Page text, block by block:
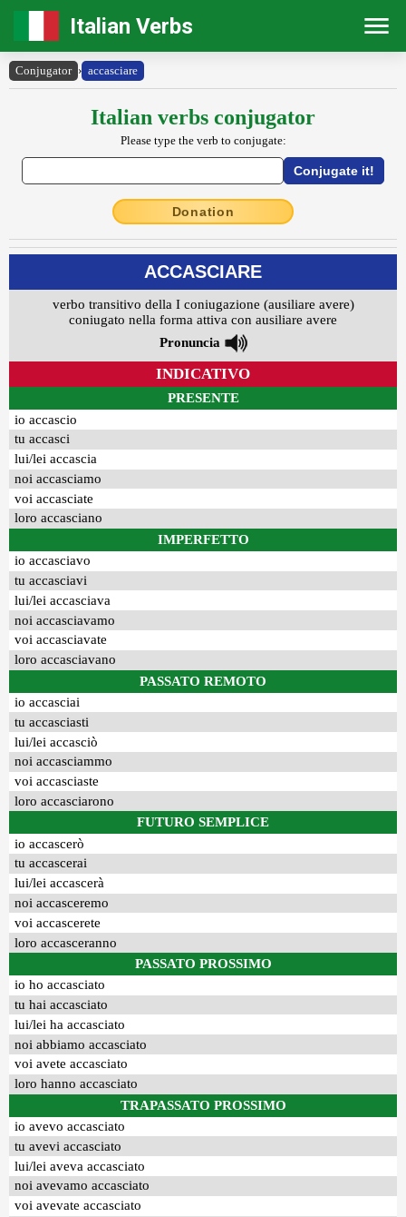
Italian Verbs
Conjugator › accasciare
Italian verbs conjugator
Please type the verb to conjugate:
Donation
ACCASCIARE
verbo transitivo della I coniugazione (ausiliare avere)
coniugato nella forma attiva con ausiliare avere
Pronuncia
INDICATIVO
PRESENTE
io accascio
tu accasci
lui/lei accascia
noi accasciamo
voi accasciate
loro accasciano
IMPERFETTO
io accasciavo
tu accasciavi
lui/lei accasciava
noi accasciavamo
voi accasciavate
loro accasciavano
PASSATO REMOTO
io accasciai
tu accasciasti
lui/lei accasciò
noi accasciammo
voi accasciaste
loro accasciarono
FUTURO SEMPLICE
io accascerò
tu accascerai
lui/lei accascerà
noi accasceremo
voi accascerete
loro accasceranno
PASSATO PROSSIMO
io ho accasciato
tu hai accasciato
lui/lei ha accasciato
noi abbiamo accasciato
voi avete accasciato
loro hanno accasciato
TRAPASSATO PROSSIMO
io avevo accasciato
tu avevi accasciato
lui/lei aveva accasciato
noi avevamo accasciato
voi avevate accasciato